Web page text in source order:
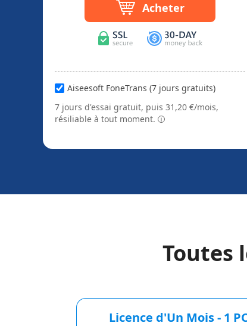
Acheter
Aiseesoft FoneTrans (7 jours gratuits)
7 jours d'essai gratuit, puis 31,20 €/mois,
résiliable à tout moment.
Toutes
Licence d'Un Mois - 1